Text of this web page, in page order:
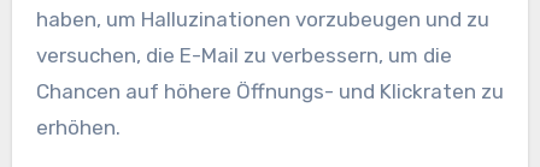
haben, um Halluzinationen vorzubeugen und zu
versuchen, die E-Mail zu verbessern, um die
Chancen auf höhere Öffnungs- und Klickraten zu
erhöhen.